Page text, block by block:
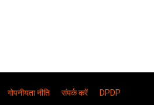
गोपनीयता नीति संपर्क करें DPDP